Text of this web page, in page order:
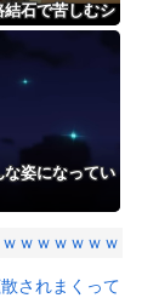
石で苦しむシ
てホントです
な姿になってい
ｗｗｗｗｗｗ
されまくって